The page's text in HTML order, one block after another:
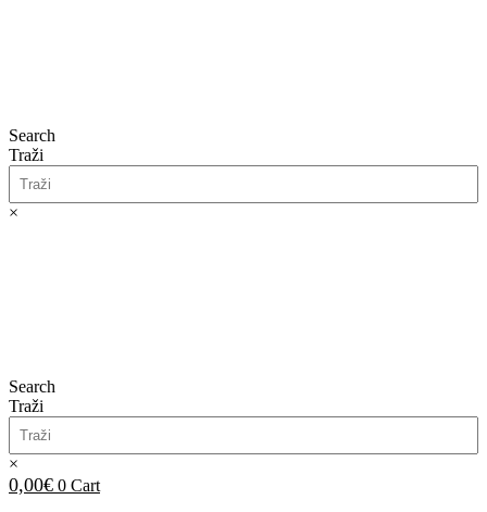
Search
Traži
×
Search
Traži
×
0,00€ 0 Cart